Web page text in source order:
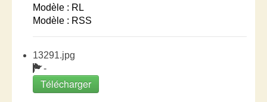
Modèle : RL
Modèle : RSS
13291.jpg
-
Télécharger